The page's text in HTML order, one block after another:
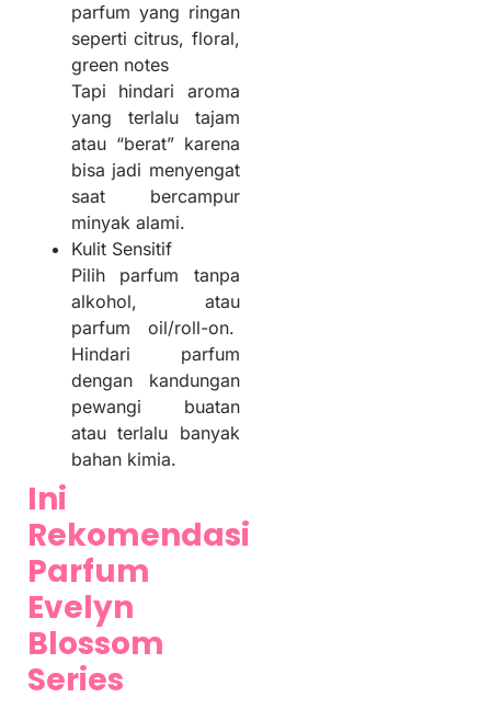
parfum yang ringan
seperti citrus, floral,
green notes
Tapi hindari aroma
yang terlalu tajam
atau “berat” karena
bisa jadi menyengat
saat bercampur
minyak alami.
Kulit Sensitif
Pilih parfum tanpa
alkohol, atau
parfum oil/roll-on.
Hindari parfum
dengan kandungan
pewangi buatan
atau terlalu banyak
bahan kimia.
Ini
Rekomendasi
Parfum
Evelyn
Blossom
Series